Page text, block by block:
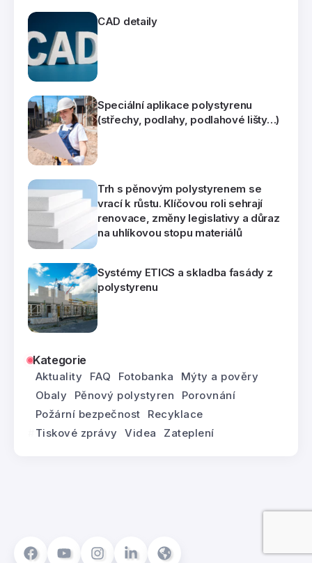
CAD detaily
Speciální aplikace polystyrenu
(střechy, podlahy, podlahové lišty…)
Trh s pěnovým polystyrenem se
vrací k růstu. Klíčovou roli sehrají
renovace, změny legislativy a důraz
na uhlíkovou stopu materiálů
Systémy ETICS a skladba fasády z
polystyrenu
Kategorie
Aktuality FAQ Fotobanka
Mýty a pověry
Obaly
Pěnový polystyren
Porovnání
Požární bezpečnost
Recyklace
Tiskové zprávy
Videa Zateplení